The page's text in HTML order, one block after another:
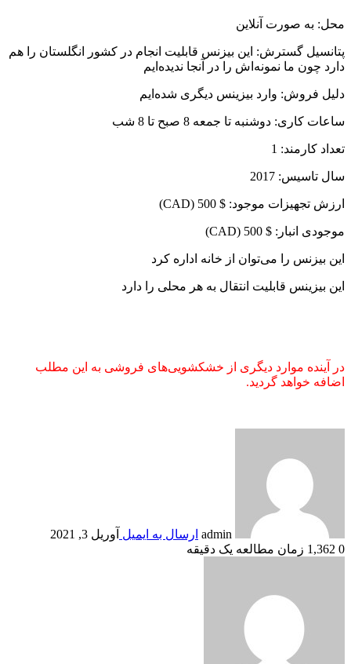
محل: به صورت آنلاین
پتانسیل گسترش: این بیزنس قابلیت انجام در کشور انگلستان را هم
دارد چون ما نمونه‌اش را در آنجا ندیده‌ایم
دلیل فروش: وارد بیزینس دیگری شده‌ایم
ساعات کاری: دوشنبه تا جمعه 8 صبح تا 8 شب
تعداد کارمند: 1
سال تاسیس: 2017
ارزش تجهیزات موجود: $ 500 (CAD)
موجودی انبار: $ 500 (CAD)
این بیزنس را می‌توان از خانه اداره کرد
این بیزینس قابلیت انتقال به هر محلی را دارد
در آینده موارد دیگری از خشکشویی‌های فروشی به این مطلب
اضافه خواهد گردید.
admin ارسال به ایمیل آوریل 3, 2021
0
زمان مطالعه یک دقیقه